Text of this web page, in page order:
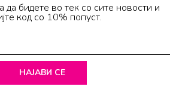
да бидете во тек со сите новости и
код со 10% попуст.
НАЈАВИ СЕ